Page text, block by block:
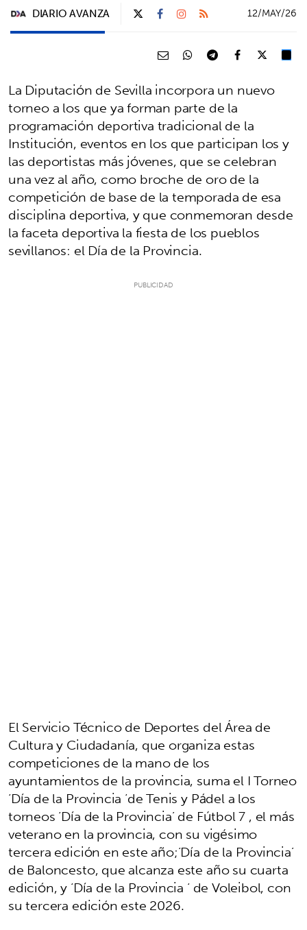
DIARIO AVANZA 12/MAY/26
La Diputación de Sevilla incorpora un nuevo
torneo a los que ya forman parte de la
programación deportiva tradicional de la
Institución, eventos en los que participan los y
las deportistas más jóvenes, que se celebran
una vez al año, como broche de oro de la
competición de base de la temporada de esa
disciplina deportiva, y que conmemoran desde
la faceta deportiva la fiesta de los pueblos
sevillanos: el Día de la Provincia.
El Servicio Técnico de Deportes del Área de
Cultura y Ciudadanía, que organiza estas
competiciones de la mano de los
ayuntamientos de la provincia, suma el I Torneo
‘Día de la Provincia ‘de Tenis y Pádel a los
torneos ‘Día de la Provincia’ de Fútbol 7 , el más
veterano en la provincia, con su vigésimo
tercera edición en este año;‘Día de la Provincia’
de Baloncesto, que alcanza este año su cuarta
edición, y ‘Día de la Provincia ‘ de Voleibol, con
su tercera edición este 2026.